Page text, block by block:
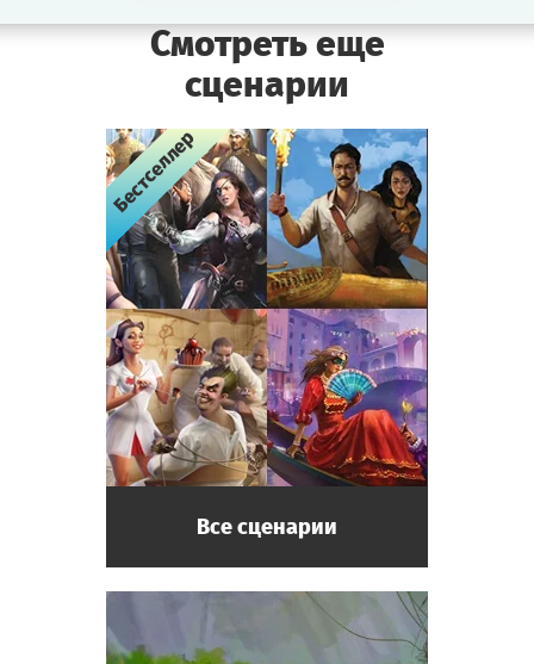
Сотрудник музея. По ночам следит за
зелёный чай пополам с валерьянкой.
Помощник смотрителя
Сотрудник музея. Новичок, поступил на
работу неделю назад. Смышлёный и
энергичный.
Профессор
Сотрудник музея. Дотошный, любит свою
работу. Может провести экспертизу
предмета старины.
Реставратор-эксперт
Сотрудник музея. Может не только
провести экспертизу предмета старины, но
и отреставрировать его!
Смотреть еще
сценарии
Все сценарии
Бестселлер
Бестселлер
Бестселлер